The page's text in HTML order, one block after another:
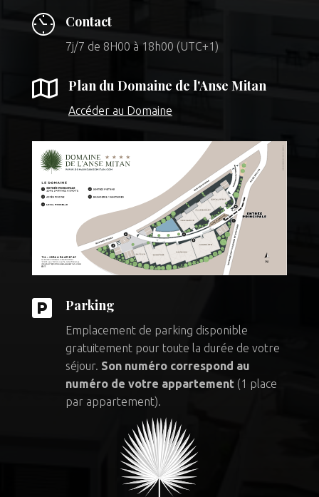
Contact
7j/7 de 8H00 à 18h00 (UTC+1)
 Plan du Domaine de l'Anse Mitan
Accéder au Domaine
 Parking
Emplacement de parking disponible
gratuitement pour toute la durée de votre
séjour. Son numéro correspond au
numéro de votre appartement(1 place
par appartement).